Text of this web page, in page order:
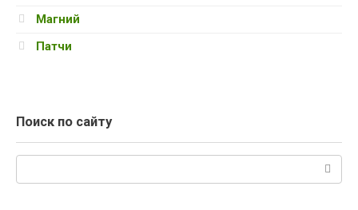
Магний
Патчи
Поиск по сайту